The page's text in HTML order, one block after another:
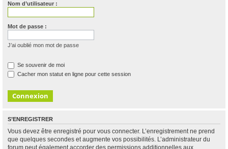
Nom d’utilisateur :
Mot de passe :
J’ai oublié mon mot de passe
Se souvenir de moi
Cacher mon statut en ligne pour cette session
S’ENREGISTRER
Vous devez être enregistré pour vous connecter. L’enregistrement ne prend
que quelques secondes et augmente vos possibilités. L’administrateur du
forum peut également accorder des permissions additionnelles aux